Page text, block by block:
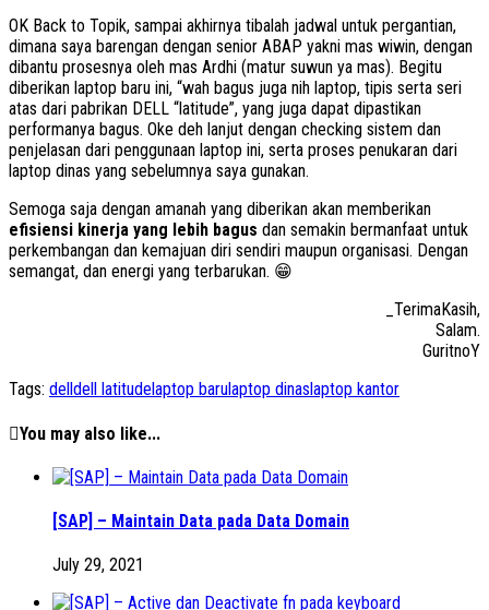
OK Back to Topik, sampai akhirnya tibalah jadwal untuk pergantian,
dimana saya barengan dengan senior ABAP yakni mas wiwin, dengan
dibantu prosesnya oleh mas Ardhi (matur suwun ya mas). Begitu
diberikan laptop baru ini, “wah bagus juga nih laptop, tipis serta seri
atas dari pabrikan DELL “latitude”, yang juga dapat dipastikan
performanya bagus. Oke deh lanjut dengan checking sistem dan
penjelasan dari penggunaan laptop ini, serta proses penukaran dari
laptop dinas yang sebelumnya saya gunakan.
Semoga saja dengan amanah yang diberikan akan memberikan
efisiensi kinerja yang lebih bagus dan semakin bermanfaat untuk
perkembangan dan kemajuan diri sendiri maupun organisasi. Dengan
semangat, dan energi yang terbarukan. 😁
_TerimaKasih,
Salam.
GuritnoY
Tags: dell dell latitude laptop barulaptop dinas laptop kantor
You may also like...
[SAP] – Maintain Data pada Data Domain
July 29, 2021